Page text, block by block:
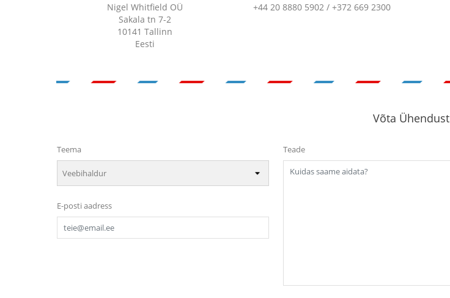
Nigel Whitfield OÜ
Sakala tn 7-2
10141 Tallinn
Eesti
+44 20 8880 5902 / +372 669 2300
Võta Ühendust
Teema Teade
E-posti aadress